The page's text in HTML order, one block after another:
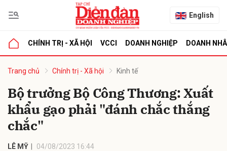
English
CHÍNH TRỊ - XÃ HỘI VCCI DOANH NGHIỆP DOANH
Trang chủ Chính trị - Xã hội Kinh tế
Bộ trưởng Bộ Công Thương: Xuất
khẩu gạo phải "đánh chắc thắng
chắc"
LÊ MỸ 04/08/2023 16:44
luận